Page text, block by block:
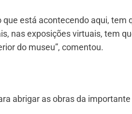
que está acontecendo aqui, tem
nas exposições virtuais, tem
do museu”, comentou.
abrigar as obras da